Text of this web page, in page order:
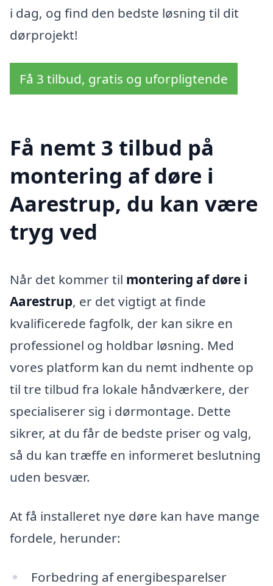
i dag, og find den bedste løsning til dit
dørprojekt!
Få 3 tilbud, gratis og uforpligtende
Få nemt 3 tilbud på
montering af døre i
Aarestrup, du kan være
tryg ved
Når det kommer til montering af døre i
Aarestrup, er det vigtigt at finde
kvalificerede fagfolk, der kan sikre en
professionel og holdbar løsning. Med
vores platform kan du nemt indhente op
til tre tilbud fra lokale håndværkere, der
specialiserer sig i dørmontage. Dette
sikrer, at du får de bedste priser og valg,
så du kan træffe en informeret beslutning
uden besvær.
At få installeret nye døre kan have mange
fordele, herunder:
Forbedring af energibesparelser